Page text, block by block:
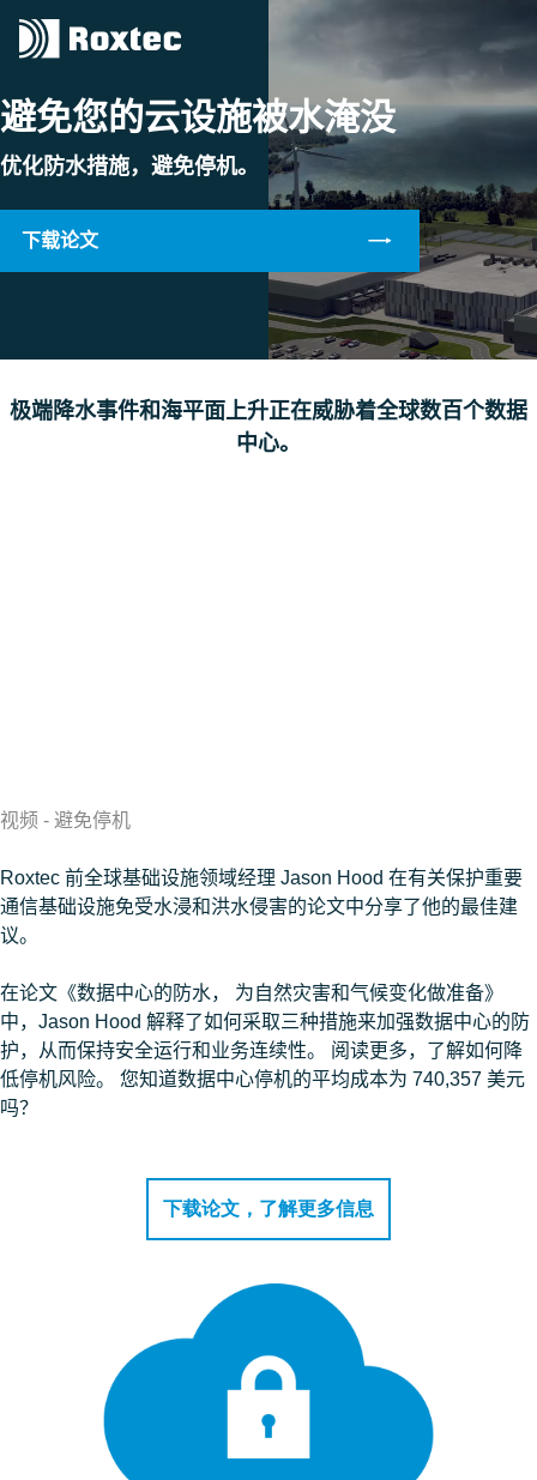
避免您的云设施被水淹没
优化防水措施，避免停机。
下载论文
极端降水事件和海平面上升正在威胁着全球数百个数据
中心。
视频 - 避免停机
Roxtec 前全球基础设施领域经理 Jason Hood 在有关保护重要
通信基础设施免受水浸和洪水侵害的论文中分享了他的最佳建
议。
在论文《数据中心的防水， 为自然灾害和气候变化做准备》
中，Jason Hood 解释了如何采取三种措施来加强数据中心的防
护，从而保持安全运行和业务连续性。 阅读更多，了解如何降
低停机风险。 您知道数据中心停机的平均成本为 740,357 美元
吗？
下载论文，了解更多信息